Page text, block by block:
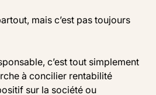
mais c’est pas toujours
c’est tout simplement
à concilier rentabilité
sur la société ou